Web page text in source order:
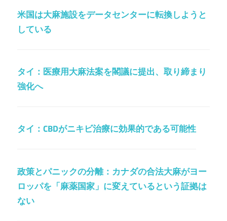
米国は大麻施設をデータセンターに転換しようと
している
タイ：医療用大麻法案を閣議に提出、取り締まり
強化へ
タイ：CBDがニキビ治療に効果的である可能性
政策とパニックの分離：カナダの合法大麻がヨー
ロッパを「麻薬国家」に変えているという証拠は
ない